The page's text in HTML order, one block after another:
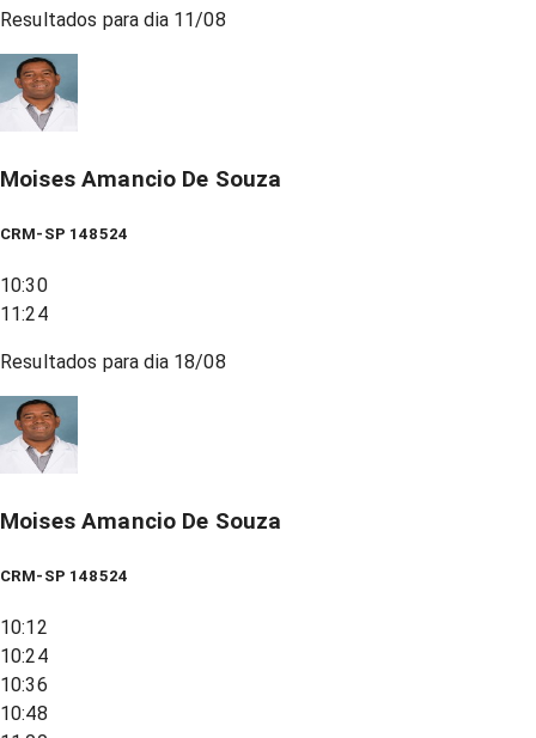
Resultados para dia 11/08
Moises Amancio De Souza
CRM-SP 148524
10:30
11:24
Resultados para dia 18/08
Moises Amancio De Souza
CRM-SP 148524
10:12
10:24
10:36
10:48